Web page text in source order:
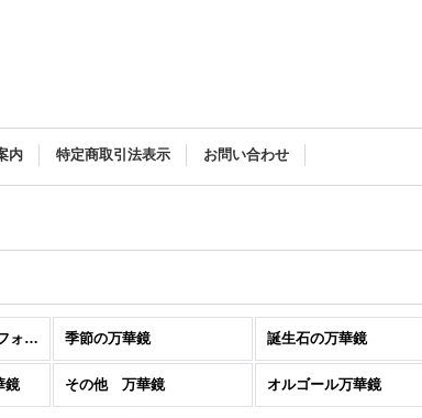
内 特定商取引法表示 お問い合わせ
カレイドスコープ ・フォトン 万華鏡 季節の万華鏡 誕生石の万華鏡
鏡 その他 万華鏡 オルゴール万華鏡